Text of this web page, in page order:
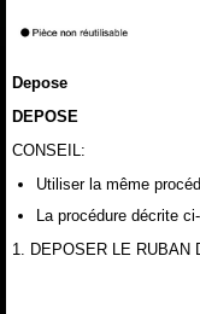
Depose
DEPOSE
CONSEIL:
Utiliser la même
La procédure décrite
1. DEPOSER LE RUBAN